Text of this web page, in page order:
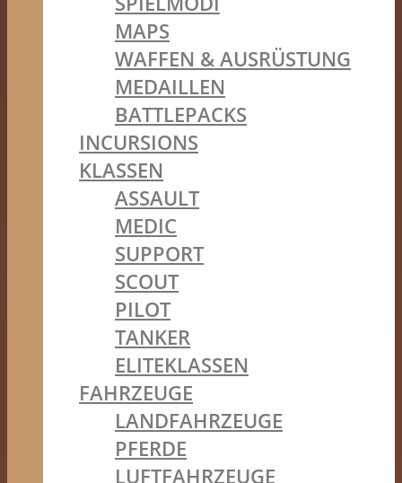
MAPS
WAFFEN & AUSRÜSTUNG
MEDAILLEN
BATTLEPACKS
INCURSIONS
KLASSEN
ASSAULT
MEDIC
SUPPORT
SCOUT
PILOT
TANKER
ELITEKLASSEN
FAHRZEUGE
LANDFAHRZEUGE
PFERDE
LUFTFAHRZEUGE